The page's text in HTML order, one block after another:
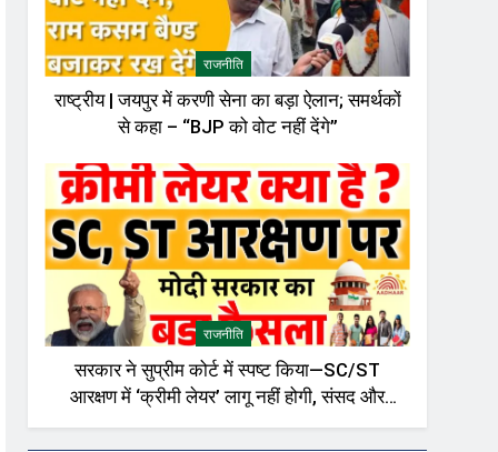
राजनीति
राष्ट्रीय | जयपुर में करणी सेना का बड़ा ऐलान; समर्थकों
से कहा – “BJP को वोट नहीं देंगे”
राजनीति
सरकार ने सुप्रीम कोर्ट में स्पष्ट किया—SC/ST
आरक्षण में ‘क्रीमी लेयर’ लागू नहीं होगी, संसद और
राजनीतिक गलियारों में बहस तेज़